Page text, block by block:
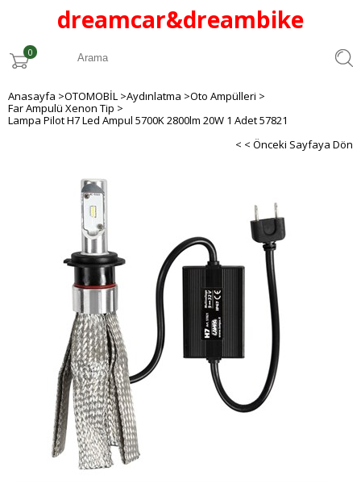
dreamcar&dreambike
0
Anasayfa >OTOMOBİL >Aydınlatma >Oto Ampülleri >
Far Ampulü Xenon Tip >
Lampa Pilot H7 Led Ampul 5700K 2800lm 20W 1 Adet 57821
< < Önceki Sayfaya Dön